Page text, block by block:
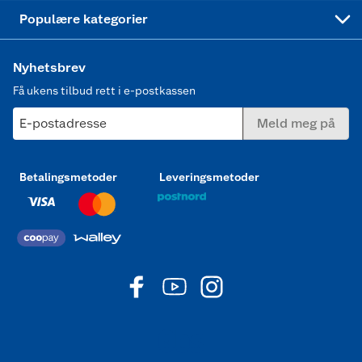
Populære kategorier
Nyhetsbrev
Få ukens tilbud rett i e-postkassen
E-postadresse Meld meg på
Betalingsmetoder Leveringsmetoder